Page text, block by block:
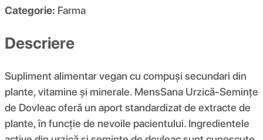
Categorie: Farma
Descriere
Supliment alimentar vegan cu compuși secundari din
plante, vitamine și minerale. MensSana Urzică-Semințe
de Dovleac oferă un aport standardizat de extracte de
plante, în funcție de nevoile pacientului. Ingredientele